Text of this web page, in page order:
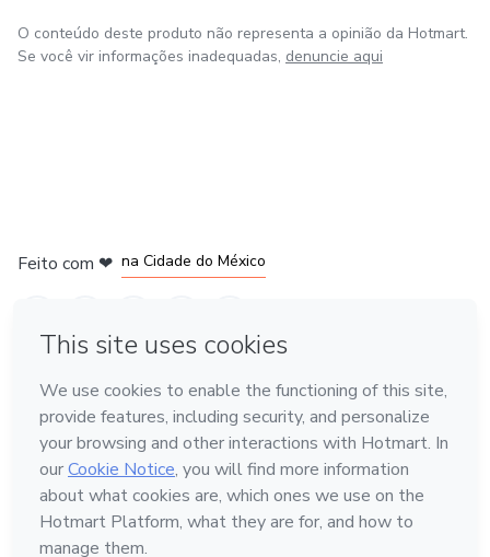
O conteúdo deste produto não representa a opinião da Hotmart.
Se você vir informações inadequadas, denuncie aqui
Feito com ❤ na Cidade do México
Conheça a Hotmart
Idioma
Português